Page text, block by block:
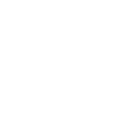
embedded contents